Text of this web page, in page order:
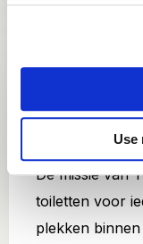
Use
The
Let’s make
De missie van
toiletten voor
plekken